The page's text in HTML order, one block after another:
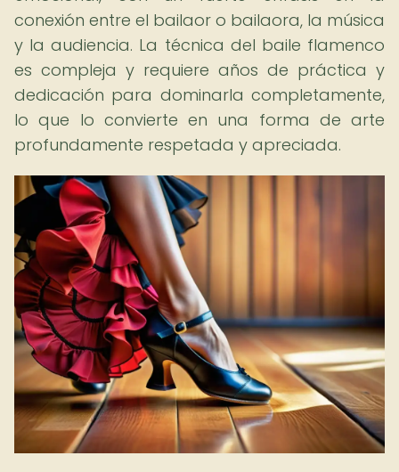
conexión entre el bailaor o bailaora, la música
y la audiencia. La técnica del baile flamenco
es compleja y requiere años de práctica y
dedicación para dominarla completamente,
lo que lo convierte en una forma de arte
profundamente respetada y apreciada.